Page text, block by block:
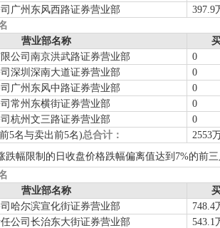
广州东风西路证券营业部
397.9
营业部名称
公司南京洪武路证券营业部
0
深圳深南大道证券营业部
0
广州东风中路证券营业部
0
常州东横街证券营业部
0
杭州文三路证券营业部
0
5名与卖出前5名)总合计： 2553
跌幅限制的日收盘价格跌幅偏离值达到7%的前
营业部名称
哈尔滨宣化街证券营业部
748.4
公司长治东大街证券营业部
543.1